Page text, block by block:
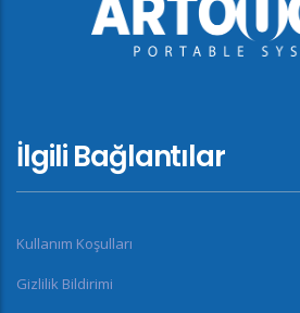
İlgili Bağlantılar
Kullanım Koşulları
Gizlilik Bildirimi